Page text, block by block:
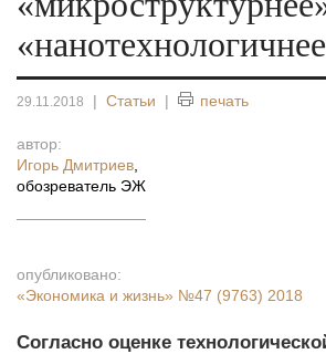
29.11.2018 | Статьи | печать
автор:
Игорь Дмитриев
обозреватель ЭЖ
опубликовано:
«Экономика и жизнь» №47 (9763) 2018
Согласно оценке